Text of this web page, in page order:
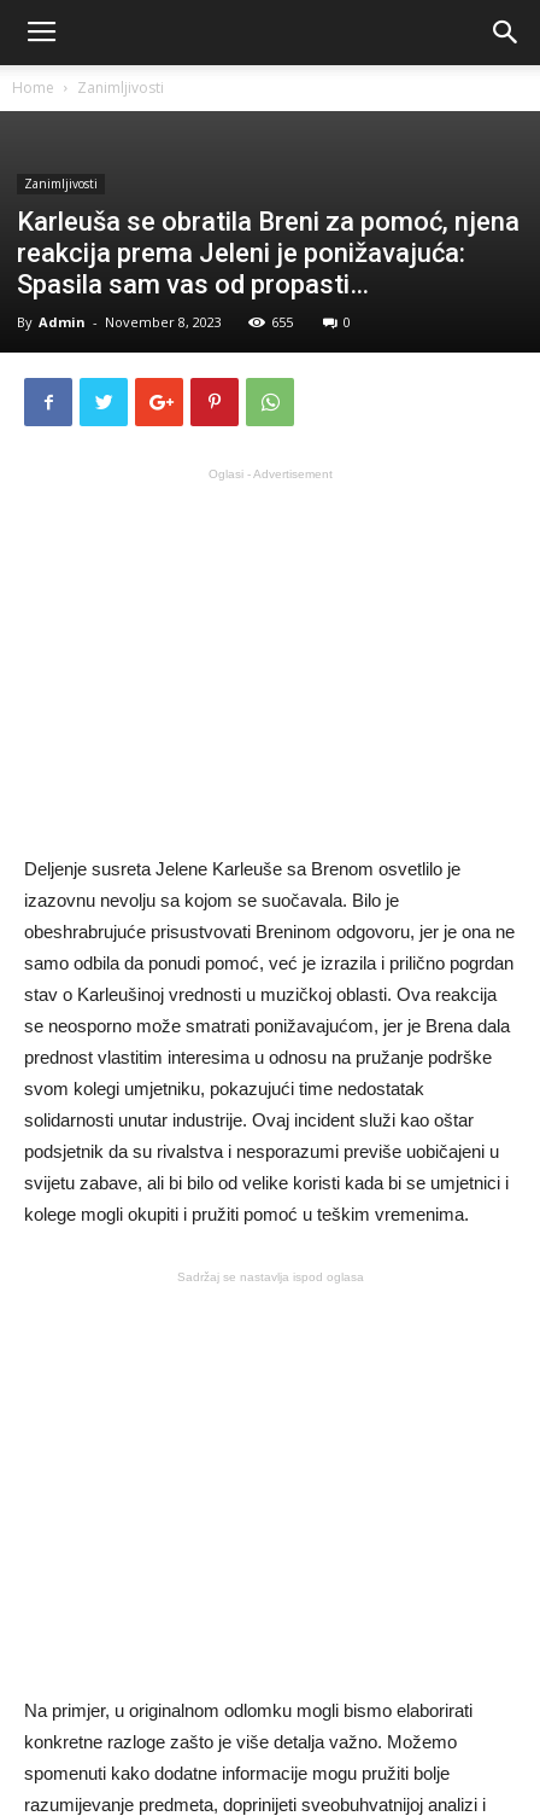
Home Zanimljivosti
Zanimljivosti
Karleuša se obratila Breni za pomoć, njena
reakcija prema Jeleni je ponižavajuća:
Spasila sam vas od propasti…
By Admin - November 8, 2023 655 0
Oglasi - Advertisement
Deljenje susreta Jelene Karleuše sa Brenom osvetlilo je
izazovnu nevolju sa kojom se suočavala. Bilo je
obeshrabrujuće prisustvovati Breninom odgovoru, jer je ona ne
samo odbila da ponudi pomoć, već je izrazila i prilično pogrdan
stav o Karleušinoj vrednosti u muzičkoj oblasti. Ova reakcija
se neosporno može smatrati ponižavajućom, jer je Brena dala
prednost vlastitim interesima u odnosu na pružanje podrške
svom kolegi umjetniku, pokazujući time nedostatak
solidarnosti unutar industrije. Ovaj incident služi kao oštar
podsjetnik da su rivalstva i nesporazumi previše uobičajeni u
svijetu zabave, ali bi bilo od velike koristi kada bi se umjetnici i
kolege mogli okupiti i pružiti pomoć u teškim vremenima.
Sadržaj se nastavlja ispod oglasa
Na primjer, u originalnom odlomku mogli bismo elaborirati
konkretne razloge zašto je više detalja važno. Možemo
spomenuti kako dodatne informacije mogu pružiti bolje
razumijevanje predmeta, doprinijeti sveobuhvatnijoj analizi i